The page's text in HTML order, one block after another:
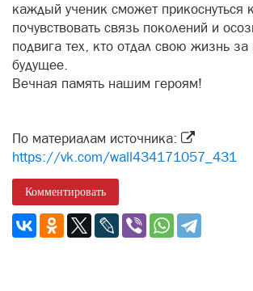
каждый ученик сможет прикоснуться
почувствовать связь поколений и
подвига тех, кто отдал свою жизнь
будущее.
Вечная память нашим героям!
По материалам источника:
https://vk.com/wall434171057_431
Комментировать